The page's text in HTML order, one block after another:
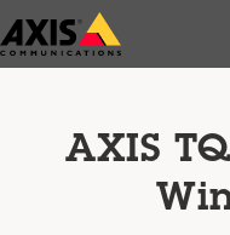
Zum
Hauptinhalt
AXIS